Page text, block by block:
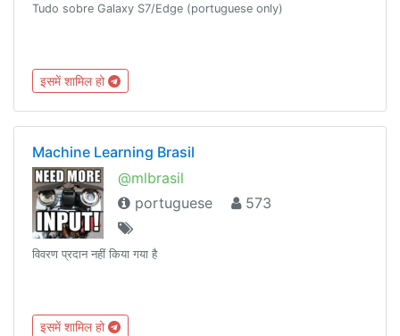
Tudo sobre Galaxy S7/Edge (portuguese only)
इसमें शामिल हो
Machine Learning Brasil
@mlbrasil
portuguese
573
विवरण प्रदान नहीं किया गया है
इसमें शामिल हो